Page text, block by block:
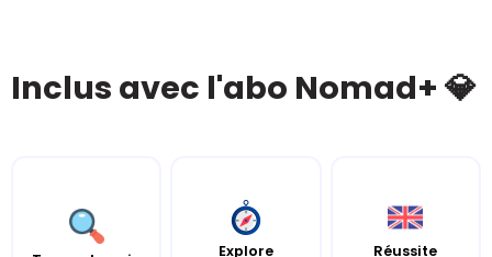
Inclus avec l'abo Nomad+ 💎
Explore
Réussite